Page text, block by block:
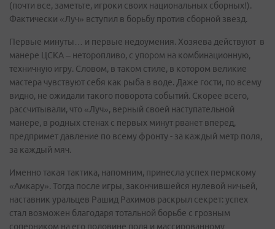
(почти все, заметьте, игроки своих национальных сборных!).
Фактически «Луч» вступил в борьбу против сборной звезд.
Первые минуты… и первые недоумения. Хозяева действуют в
манере ЦСКА – неторопливо, с упором на комбинационную,
техничную игру. Словом, в таком стиле, в котором великие
мастера чувствуют себя как рыба в воде. Даже гости, по всему
видно, не ожидали такого поворота событий. Скорее всего,
рассчитывали, что «Луч», верный своей наступательной
манере, в родных стенах с первых минут рванет вперед,
предпримет давление по всему фронту - за каждый метр поля,
за каждый мяч.
Именно такая тактика, напомним, принесла успех пермскому
«Амкару». Тогда после игры, закончившейся нулевой ничьей,
наставник уральцев Рашид Рахимов раскрыл секрет: успех
стал возможен благодаря тотальной борьбе с грозным
соперником на его половине поля и массированному